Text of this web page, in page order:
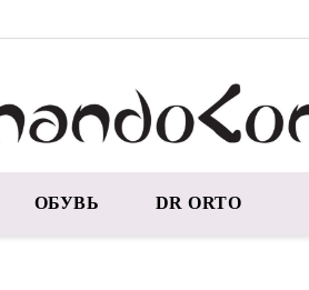
ОБУВЬ DR ORTO